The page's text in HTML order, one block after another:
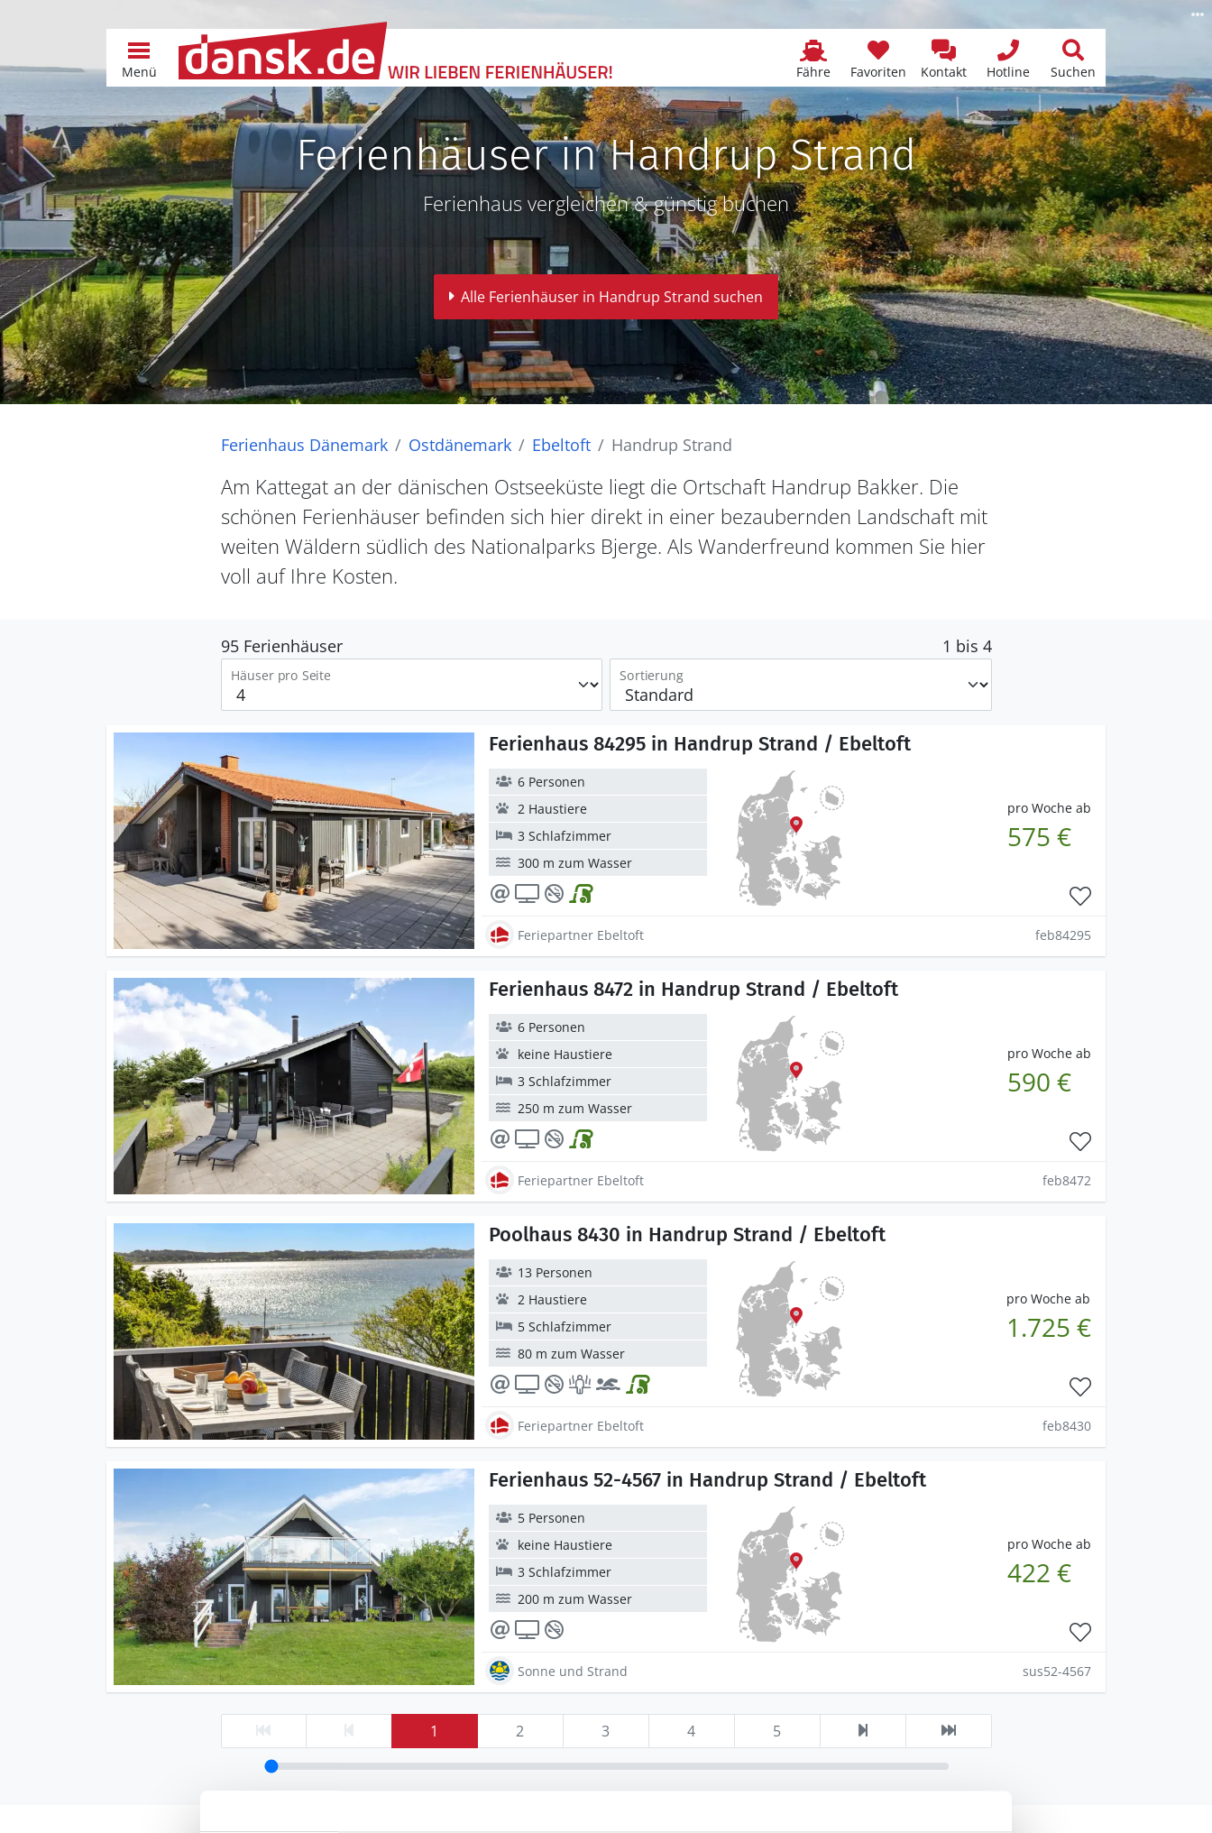
Fähre Favoriten Kontakt Hotline Suchen
Menü
Ferienhäuser in Handrup Strand
Ferienhaus vergleichen & günstig buchen
Alle Ferienhäuser in Handrup Strand suchen
Ferienhaus Dänemark Ostdänemark Ebeltoft Handrup Strand
Am Kattegat an der dänischen Ostseeküste liegt die Ortschaft Handrup Bakker. Die
schönen Ferienhäuser befinden sich hier direkt in einer bezaubernden Landschaft mit
weiten Wäldern südlich des Nationalparks Bjerge. Als Wanderfreund kommen Sie hier
voll auf Ihre Kosten.
95 Ferienhäuser 1 bis 4
Häuser pro Seite Sortierung
Ferienhaus 84295 in Handrup Strand / Ebeltoft
pro Woche ab
575 €
6 Personen
2 Haustiere
3 Schlafzimmer
300 m zum Wasser
Feriepartner Ebeltoft feb84295
Ferienhaus 8472 in Handrup Strand / Ebeltoft
pro Woche ab
590 €
6 Personen
keine Haustiere
3 Schlafzimmer
250 m zum Wasser
Feriepartner Ebeltoft feb8472
Poolhaus 8430 in Handrup Strand / Ebeltoft
pro Woche ab
1.725 €
13 Personen
2 Haustiere
5 Schlafzimmer
80 m zum Wasser
Feriepartner Ebeltoft feb8430
Ferienhaus 52-4567 in Handrup Strand / Ebeltoft
pro Woche ab
422 €
5 Personen
keine Haustiere
3 Schlafzimmer
200 m zum Wasser
Sonne und Strand sus52-4567
1 2 3 4 5